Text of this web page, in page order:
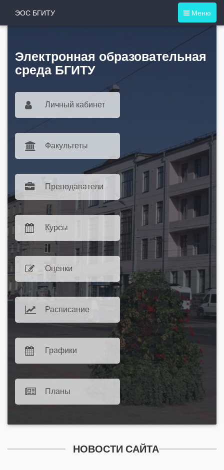
Меню
ЭОС БГИТУ
Электронная образовательная
среда БГИТУ
Личный кабинет
Факультеты
Преподаватели
Курсы
Оценки
Расписание
Графики
Планы
НОВОСТИ САЙТА